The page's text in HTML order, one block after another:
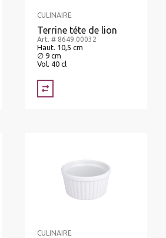
CULINAIRE
Terrine téte de lion
Art. # 8649.00032
Haut. 10,5 cm
∅ 9 cm
Vol. 40 cl
CULINAIRE